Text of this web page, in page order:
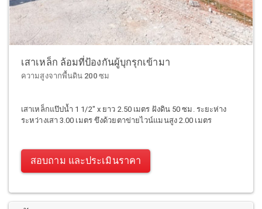
เสาเหล็ก ล้อมที่ป้องกันผู้บุกรุกเข้ามา
ความสูงจากพื้นดิน 200 ซม
เสาเหล็กแป๊ปน้ำ 1 1/2" x ยาว 2.50 เมตร ฝังดิน 50 ซม. ระยะห่าง
ระหว่างเสา 3.00 เมตร ขึงด้วยตาข่ายไวน์แมนสูง 2.00 เมตร
สอบถาม และประเมินราคา